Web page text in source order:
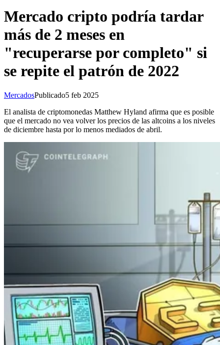
Mercado cripto podría tardar
más de 2 meses en
"recuperarse por completo" si
se repite el patrón de 2022
MercadosPublicado5 feb 2025
El analista de criptomonedas Matthew Hyland afirma que es posible
que el mercado no vea volver los precios de las altcoins a los niveles
de diciembre hasta por lo menos mediados de abril.